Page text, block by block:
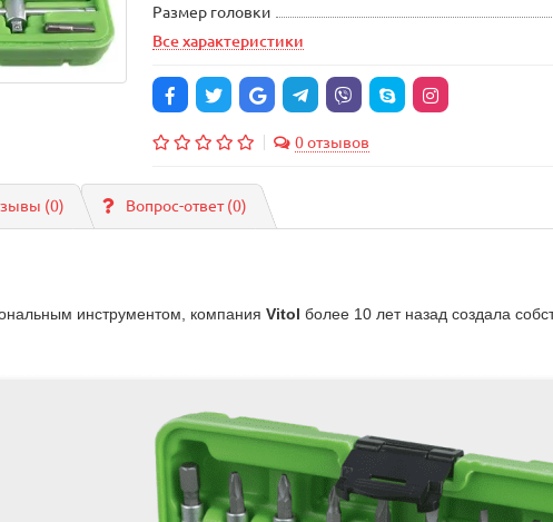
Размер головки
Все характеристики
0 отзывов
(0) Вопрос-ответ(0)
инструментом, компания Vitol более 10 лет назад создала